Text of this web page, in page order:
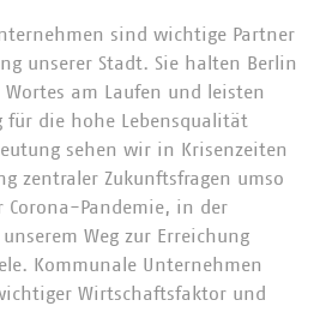
sind wichtige Partner
unserer Stadt. Sie halten Berlin
am Laufen und leisten
für die hohe Lebensqualität
sehen wir in Krisenzeiten
zentraler Zukunftsfragen umso
Corona-Pandemie, in der
Weg zur Erreichung
Kommunale Unternehmen
Wirtschaftsfaktor und